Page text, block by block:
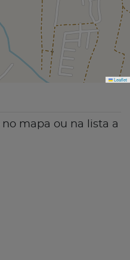
Leaflet
mapa ou na lista a